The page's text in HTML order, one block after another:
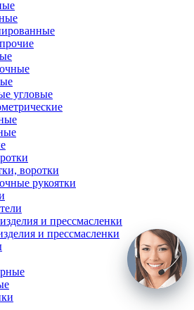
угловые
воротки
рукоятки
и прессмасленки
и прессмасленки